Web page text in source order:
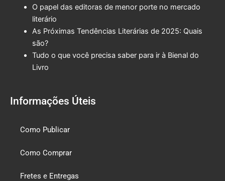
O papel das editoras de menor porte no mercado
literário
As Próximas Tendências Literárias de 2025: Quais
são?
Tudo o que você precisa saber para ir à Bienal do
Livro
Informações Úteis
Como Publicar
Como Comprar
Fretes e Entregas